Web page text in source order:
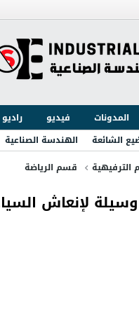
المدونات فيديو راديو
الشائعة الهندسة الصناعية
الترفيهية قسم الرياضة
لإنعاش